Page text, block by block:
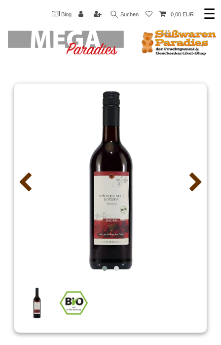
Blog Suchen 0,00 EUR ☰